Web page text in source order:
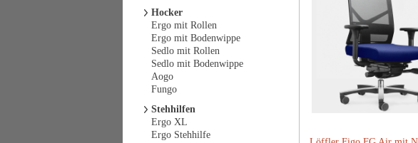
Hocker
Ergo mit Rollen
Ergo mit Bodenwippe
Sedlo mit Rollen
Sedlo mit Bodenwippe
Aogo
Fungo
Stehhilfen
Ergo XL
Ergo Stehhilfe